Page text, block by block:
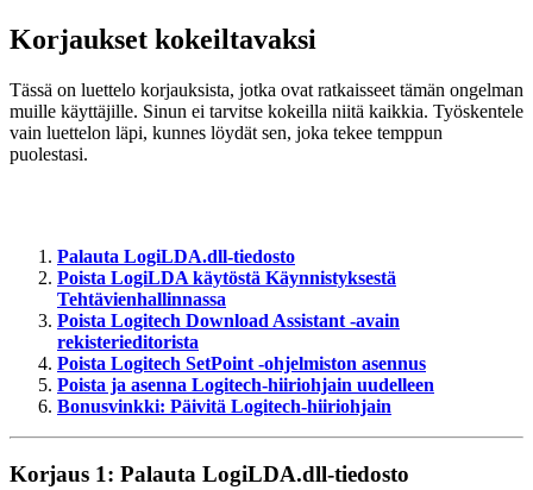
Korjaukset kokeiltavaksi
Tässä on luettelo korjauksista, jotka ovat ratkaisseet tämän ongelman
muille käyttäjille. Sinun ei tarvitse kokeilla niitä kaikkia. Työskentele
vain luettelon läpi, kunnes löydät sen, joka tekee temppun
puolestasi.
Palauta LogiLDA.dll-tiedosto
Poista LogiLDA käytöstä Käynnistyksestä
Tehtävienhallinnassa
Poista Logitech Download Assistant -avain
rekisterieditorista
Poista Logitech SetPoint -ohjelmiston asennus
Poista ja asenna Logitech-hiiriohjain uudelleen
Bonusvinkki: Päivitä Logitech-hiiriohjain
Korjaus 1: Palauta LogiLDA.dll-tiedosto